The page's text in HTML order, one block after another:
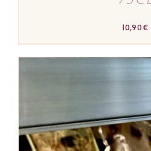
10,90€